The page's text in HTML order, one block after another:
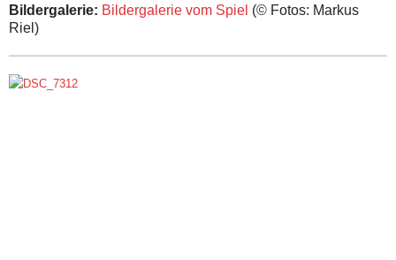
Bildergalerie: Bildergalerie vom Spiel (© Fotos: Markus
Riel)